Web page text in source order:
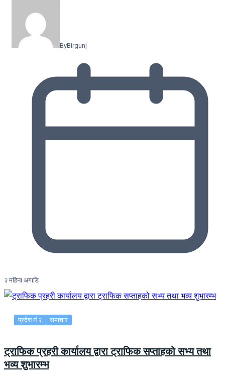
ByBirgunj
२ महिना अगाडि
प्रदेश नं २ समाचार
ट्राफिक प्रहरी कार्यालय द्वारा ट्राफिक सप्ताहको सभ्य तथा
भव्य शुभारम्भ